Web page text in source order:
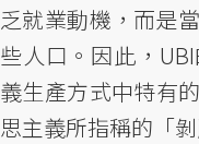
乏就業動機，而是
些人口。因此，
義生產方式中特有
思主義所指稱的「